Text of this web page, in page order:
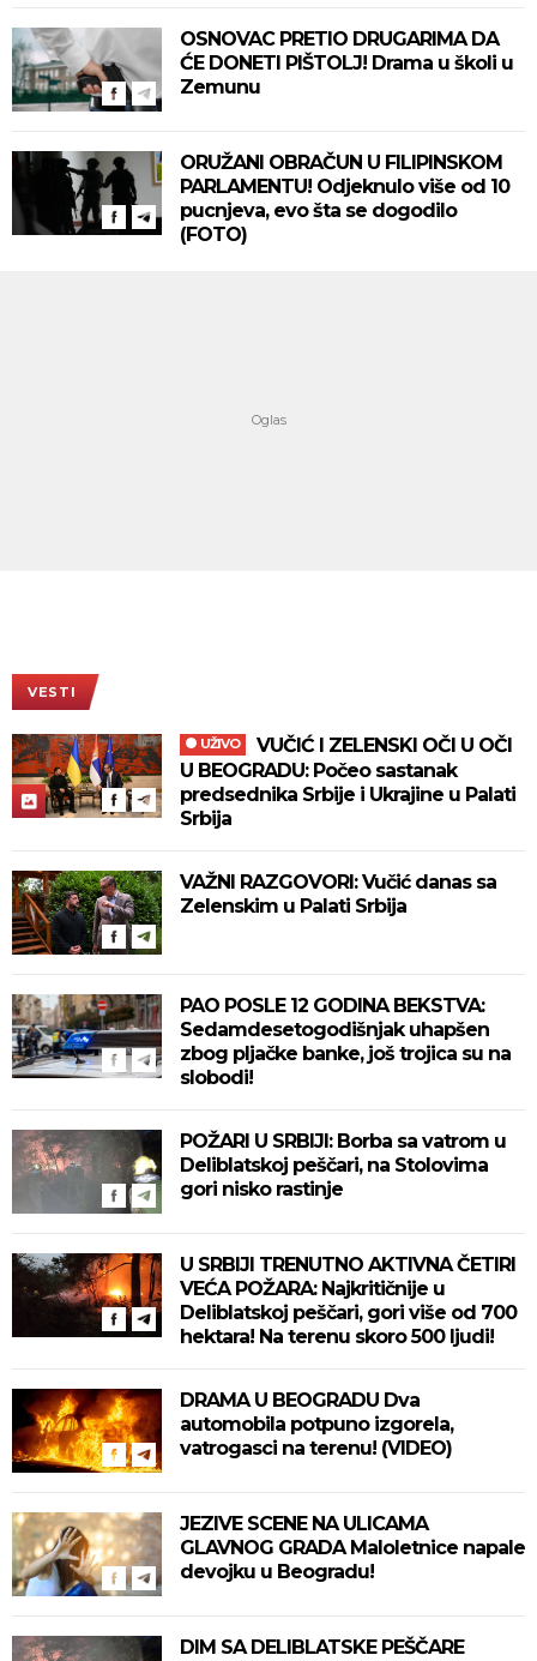
OSNOVAC PRETIO DRUGARIMA DA
ĆE DONETI PIŠTOLJ! Drama u školi u
Zemunu
ORUŽANI OBRAČUN U FILIPINSKOM
PARLAMENTU! Odjeknulo više od 10
pucnjeva, evo šta se dogodilo
(FOTO)
VESTI
UŽIVO
U BEOGRADU: Počeo sastanak
predsednika Srbije i Ukrajine u Palati
Srbija
VAŽNI RAZGOVORI: Vučić danas sa
Zelenskim u Palati Srbija
PAO POSLE 12 GODINA BEKSTVA:
Sedamdesetogodišnjak uhapšen
zbog pljačke banke, još trojica su na
slobodi!
POŽARI U SRBIJI: Borba sa vatrom u
Deliblatskoj peščari, na Stolovima
gori nisko rastinje
U SRBIJI TRENUTNO AKTIVNA ČETIRI
VEĆA POŽARA: Najkritičnije u
Deliblatskoj peščari, gori više od 700
hektara! Na terenu skoro 500 ljudi!
DRAMA U BEOGRADU Dva
automobila potpuno izgorela,
vatrogasci na terenu! (VIDEO)
JEZIVE SCENE NA ULICAMA
GLAVNOG GRADA Maloletnice napale
devojku u Beogradu!
DIM SA DELIBLATSKE PEŠČARE